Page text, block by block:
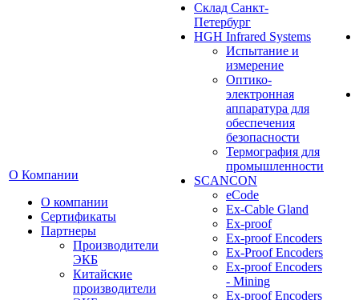
О Компании
О компании
Сертификаты
Партнеры
Производители
ЭКБ
Китайские
производители
Cклад Санкт-
Петербург
HGH Infrared Systems
Испытание и
измерение
Оптико-
электронная
аппаратура для
обеспечения
безопасности
Термография для
промышленности
SCANCON
eCode
Ex-Cable Gland
Ex-proof
Ex-proof Encoders
Ex-Proof Encoders
Ex-proof Encoders
- Mining
Ex-proof Encoders